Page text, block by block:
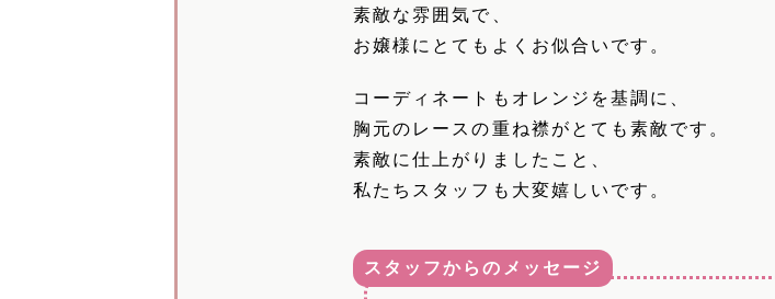
素敵な雰囲気で、
お嬢様にとてもよくお似合いです。
コーディネートもオレンジを基調に、
胸元のレースの重ね襟がとても素敵です。
素敵に仕上がりましたこと、
私たちスタッフも大変嬉しいです。
スタッフからのメッセージ